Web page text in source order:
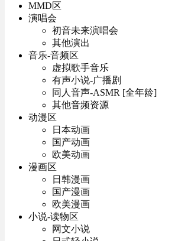
MMD区
演唱会
初音未来演唱会
其他演出
音乐-音频区
虚拟歌手音乐
有声小说-广播剧
同人音声-ASMR [全年龄]
其他音频资源
动漫区
日本动画
国产动画
欧美动画
漫画区
日韩漫画
国产漫画
欧美漫画
小说-读物区
网文小说